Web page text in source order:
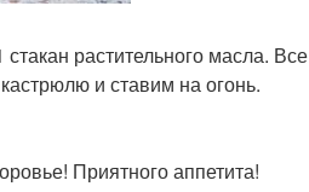
растительного масла. Все
и ставим на огонь.
Приятного аппетита!